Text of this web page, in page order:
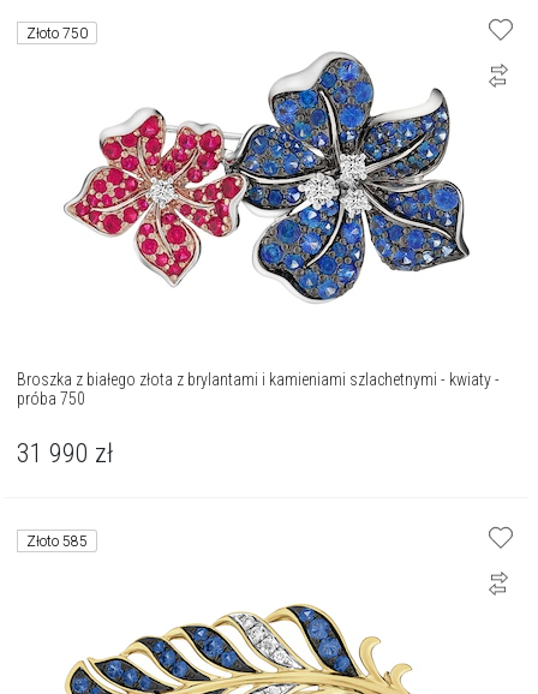
Złoto 750
Broszka z białego złota z brylantami i kamieniami szlachetnymi - kwiaty -
próba 750
31 990 zł
Złoto 585